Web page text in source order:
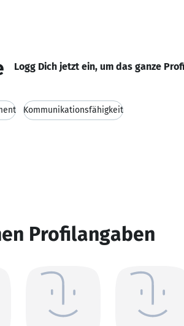
Logg Dich jetzt ein, um das ganze
Kommunikationsfähigkeit
Profilangaben